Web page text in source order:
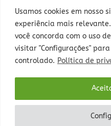
Usamos cookies em nosso
experiência mais
você concorda com o uso
visitar "Configurações"
controlado. Política de
Rua Sepé Tiaraju, 1013 -